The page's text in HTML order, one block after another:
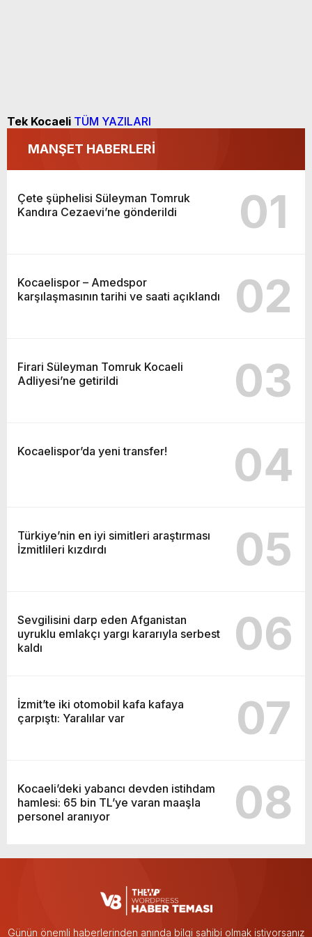
Tek Kocaeli TÜM YAZILARI
MANŞET HABERLERİ
Çete şüphelisi Süleyman Tomruk
Kandıra Cezaevi’ne gönderildi
01
Kocaelispor – Amedspor
karşılaşmasının tarihi ve saati açıklandı
02
Firari Süleyman Tomruk Kocaeli
Adliyesi’ne getirildi
03
Kocaelispor’da yeni transfer! 04
Türkiye’nin en iyi simitleri araştırması
İzmitlileri kızdırdı
05
Sevgilisini darp eden Afganistan
uyruklu emlakçı yargı kararıyla serbest
kaldı
06
İzmit’te iki otomobil kafa kafaya
çarpıştı: Yaralılar var
07
Kocaeli’deki yabancı devden istihdam
hamlesi: 65 bin TL’ye varan maaşla
personel aranıyor
08
Günün önemli haberlerinden anında bilgi sahibi olmak istiyorsanız